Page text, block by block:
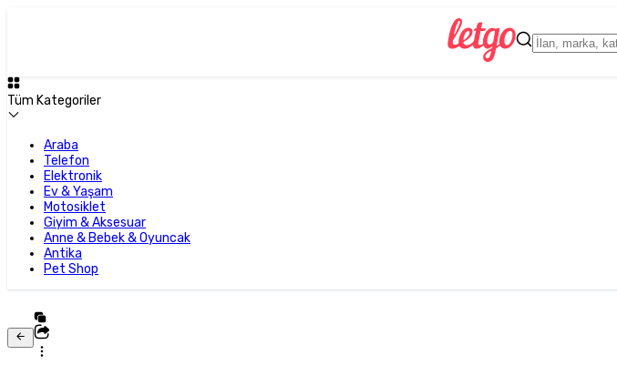
Tüm Kategoriler
Araba
Telefon
Elektronik
Ev & Yaşam
Motosiklet
Giyim & Aksesuar
Anne & Bebek & Oyuncak
Antika
Pet Shop